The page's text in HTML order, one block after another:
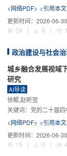
<网络PDF> <引用本
更新时间： 2026-06-30
24
| 0 |
政治建设与社会
城乡融合发展视域
研究
AI导读
徐鲲,赵昕翌
关键词： 党的二十届四中全会
<网络PDF> <引用本
更新时间： 2026-06-30
15
| 0 | 4